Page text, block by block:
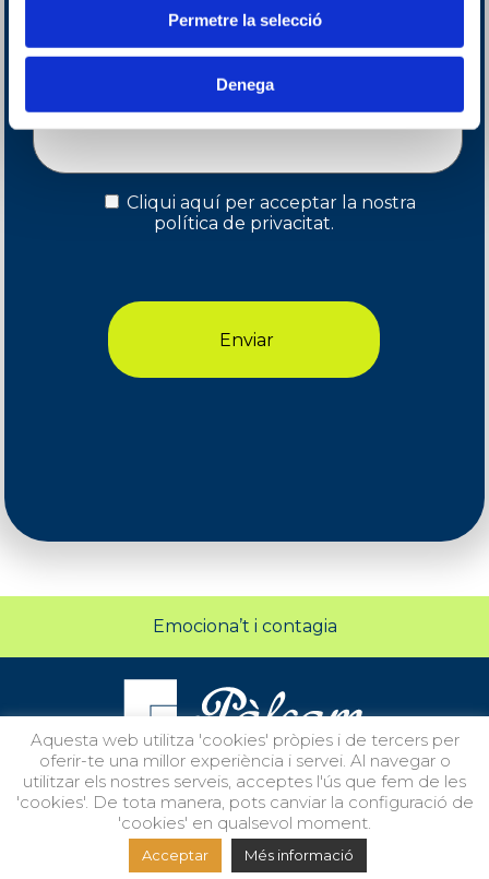
Permetre la selecció
Denega
Cliqui aquí per acceptar la nostra
política de privacitat.
Emociona’t i contagia
Aquesta web utilitza 'cookies' pròpies i de tercers per
oferir-te una millor experiència i servei. Al navegar o
utilitzar els nostres serveis, acceptes l'ús que fem de les
'cookies'. De tota manera, pots canviar la configuració de
'cookies' en qualsevol moment.
Acceptar Més informació
Segueix-nos en xarxes socials
Términos y condiciones· Privacidad·Política de cookies